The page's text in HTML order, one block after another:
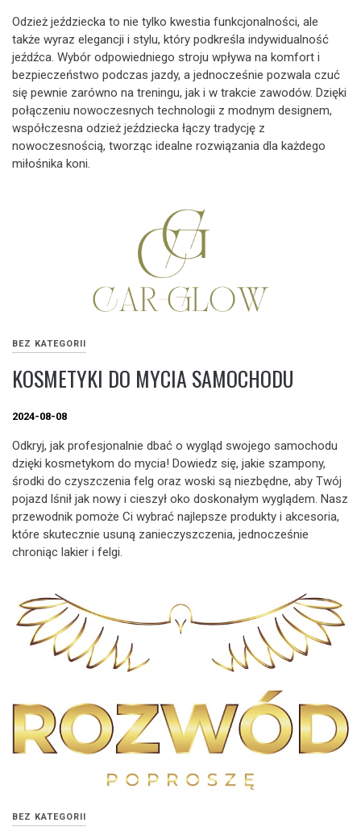
Odzież jeździecka to nie tylko kwestia funkcjonalności, ale
także wyraz elegancji i stylu, który podkreśla indywidualność
jeźdźca. Wybór odpowiedniego stroju wpływa na komfort i
bezpieczeństwo podczas jazdy, a jednocześnie pozwala czuć
się pewnie zarówno na treningu, jak i w trakcie zawodów. Dzięki
połączeniu nowoczesnych technologii z modnym designem,
współczesna odzież jeździecka łączy tradycję z
nowoczesnością, tworząc idealne rozwiązania dla każdego
miłośnika koni.
BEZ KATEGORII
KOSMETYKI DO MYCIA SAMOCHODU
2024-08-08
Odkryj, jak profesjonalnie dbać o wygląd swojego samochodu
dzięki kosmetykom do mycia! Dowiedz się, jakie szampony,
środki do czyszczenia felg oraz woski są niezbędne, aby Twój
pojazd lśnił jak nowy i cieszył oko doskonałym wyglądem. Nasz
przewodnik pomoże Ci wybrać najlepsze produkty i akcesoria,
które skutecznie usuną zanieczyszczenia, jednocześnie
chroniąc lakier i felgi.
BEZ KATEGORII